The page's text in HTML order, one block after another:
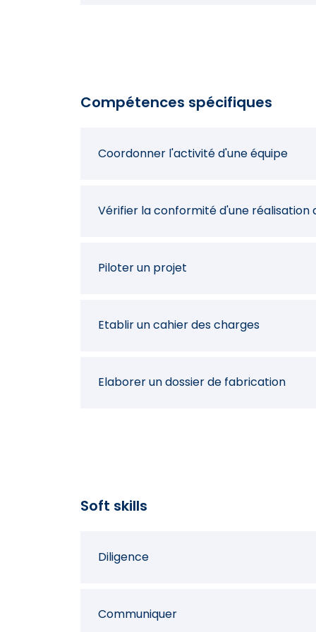
Identifier des contraintes
Réunir des données techniques pour la
Modéliser un produit mécanique
Apporter une assistance technique
Compétences spécifiques
Coordonner l'activité d'une équipe
Vérifier la conformité d'une réalisation
Piloter un projet
Etablir un cahier des charges
Elaborer un dossier de fabrication
Réaliser les dessins, plans et
Evaluer le coût d'un produit
Soft skills
Diligence
Communiquer